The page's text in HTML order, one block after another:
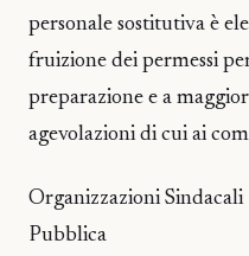
personale sostitutiva è
fruizione dei permessi
preparazione e a
agevolazioni di cui ai
Organizzazioni
Pubblica